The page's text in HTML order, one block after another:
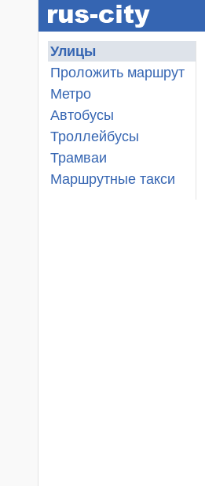
Улицы
Проложить маршрут
Метро
Автобусы
Троллейбусы
Трамваи
Маршрутные такси